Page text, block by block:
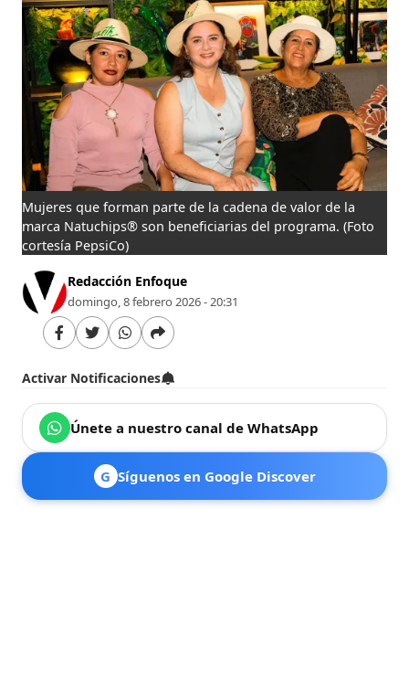
Mujeres que forman parte de la cadena de valor de la
marca Natuchips® son beneficiarias del programa. (Foto
cortesía PepsiCo)
Redacción Enfoque
domingo, 8 febrero 2026 - 20:31
Activar Notificaciones
Únete a nuestro canal de WhatsApp
G Síguenos en Google Discover